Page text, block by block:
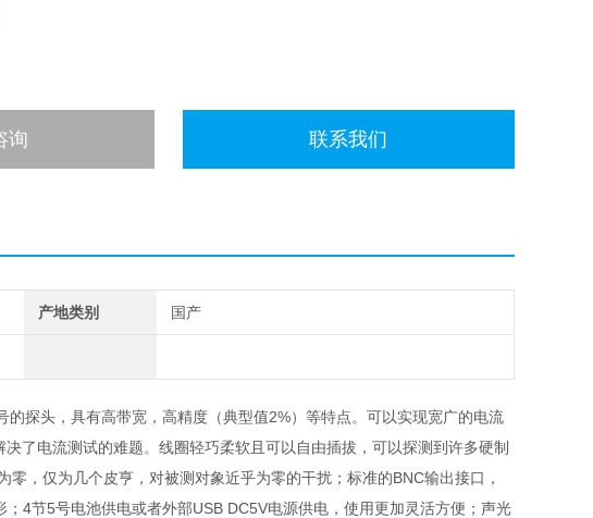
询 联系我们
产地类别 国产
探头，具有高带宽，高精度（典型值2%）等特点。可以实现宽广的电流
了电流测试的难题。线圈轻巧柔软且可以自由插拔，可以探测到许多硬制
，仅为几个皮亨，对被测对象近乎为零的干扰；标准的BNC输出接口，
4节5号电池供电或者外部USB DC5V电源供电，使用更加灵活方便；声光